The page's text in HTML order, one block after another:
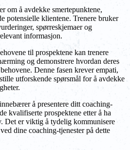
om å avdekke smertepunktene,
potensielle klientene. Trenere bruker
spørreskjemaer og
informasjon.
til prospektene kan trenere
og demonstrere hvordan deres
Denne fasen krever empati,
utforskende spørsmål for å avdekke
å presentere ditt coaching-
kvalifiserte prospektene etter å ha
Det er viktig å tydelig kommunisere
dine coaching-tjenester på dette